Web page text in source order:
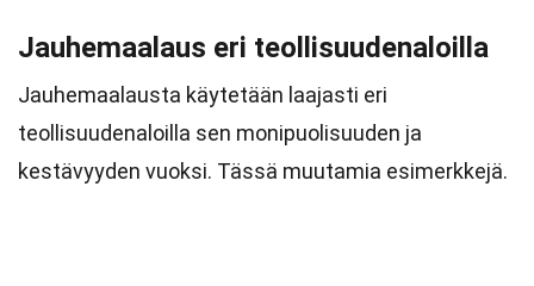
Jauhemaalaus eri teollisuudenaloilla
Jauhemaalausta käytetään laajasti eri
teollisuudenaloilla sen monipuolisuuden ja
kestävyyden vuoksi. Tässä muutamia esimerkkejä.